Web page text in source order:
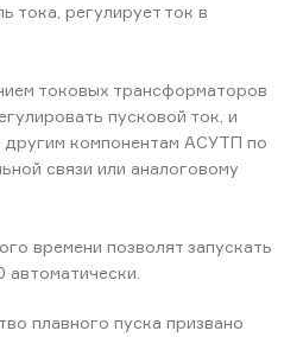
тока, регулирует ток в
токовых трансформаторов
пусковой ток, и
другим компонентам АСУТП по
связи или аналоговому
времени позволят запускать
автоматически.
плавного пуска призвано